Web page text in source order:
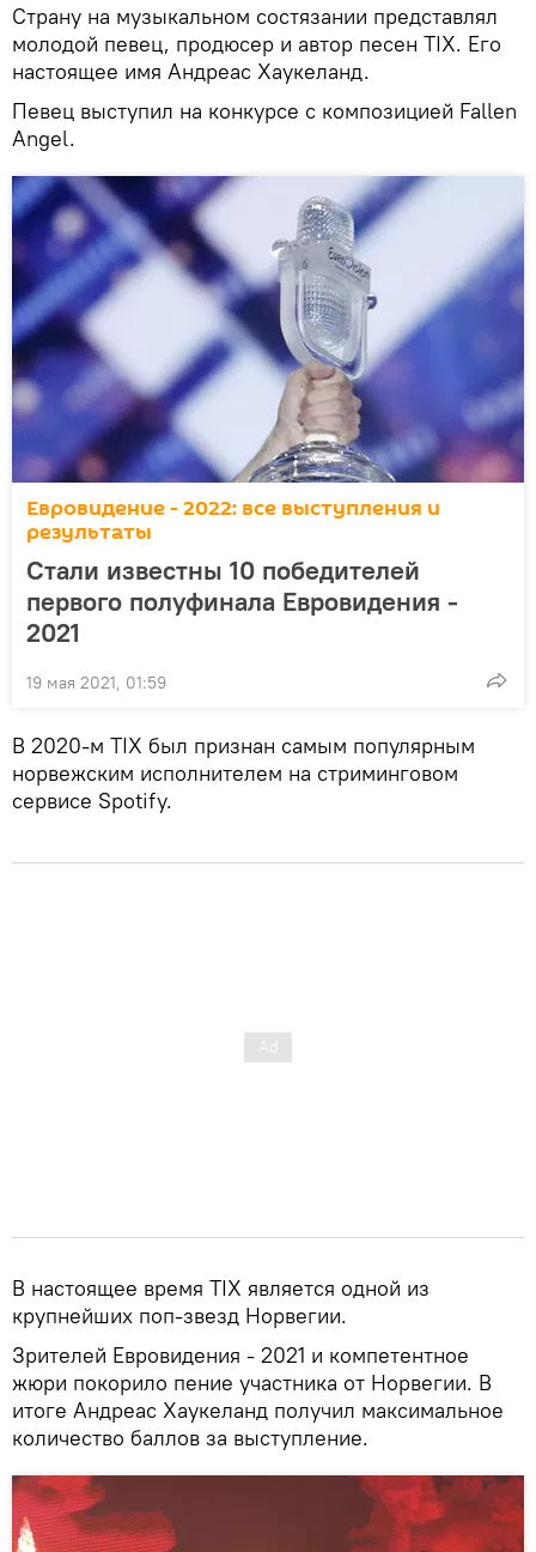
Страну на музыкальном состязании представлял
молодой певец, продюсер и автор песен TIX. Его
настоящее имя Андреас Хаукеланд.
Певец выступил на конкурсе с композицией Fallen
Angel.
Евровидение - 2022: все выступления и
результаты
Стали известны 10 победителей
первого полуфинала Евровидения -
2021
19 мая 2021, 01:59
В 2020-м TIX был признан самым популярным
норвежским исполнителем на стриминговом
сервисе Spotify.
В настоящее время TIX является одной из
крупнейших поп-звезд Норвегии.
Зрителей Евровидения - 2021 и компетентное
жюри покорило пение участника от Норвегии. В
итоге Андреас Хаукеланд получил максимальное
количество баллов за выступление.